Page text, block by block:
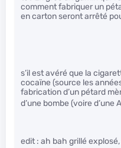
comment fabriquer un
en carton seront arrêté
s’il est avéré que la
cocaïne (source les
fabrication d’un pétard
d’une bombe (voire d’une
edit : ah bah grillé